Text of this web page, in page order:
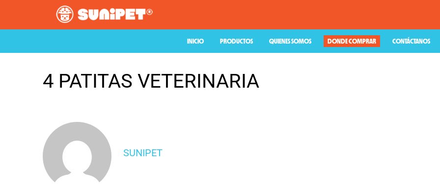
INICIO PRODUCTOS QUIENES SOMOS DONDE COMPRAR CONTÁCTANOS
4 PATITAS VETERINARIA
SUNIPET